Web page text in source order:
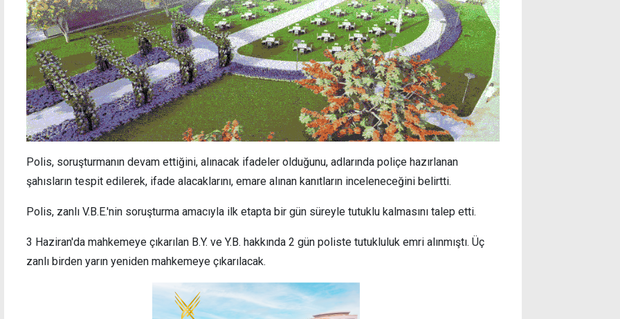
Polis, soruşturmanın devam ettiğini, alınacak ifadeler olduğunu, adlarında poliçe hazırlanan
şahısların tespit edilerek, ifade alacaklarını, emare alınan kanıtların inceleneceğini belirtti.
Polis, zanlı V.B.E.'nin soruşturma amacıyla ilk etapta bir gün süreyle tutuklu kalmasını talep etti.
3 Haziran'da mahkemeye çıkarılan B.Y. ve Y.B. hakkında 2 gün poliste tutukluluk emri alınmıştı. Üç
zanlı birden yarın yeniden mahkemeye çıkarılacak.